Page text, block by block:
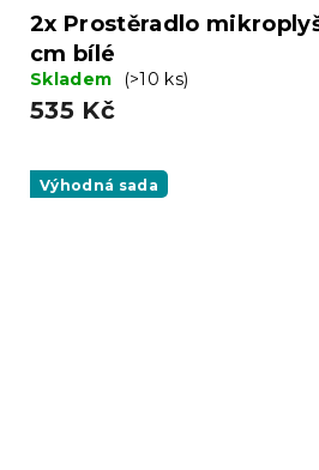
2x Prostěradlo
cm bílé
Skladem (>10 ks)
535 Kč
Výhodná sada